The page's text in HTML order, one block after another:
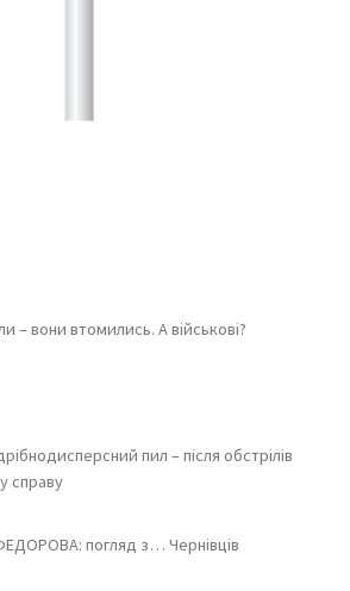
– вони втомились. А військові?
пил – після обстрілів
справу
погляд з… Чернівців